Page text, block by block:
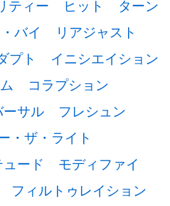
ティー ヒット
ターン
バイ
リアジャスト
プト
イニシエイション
コラプション
ーサル
フレシュン
・ザ・ライト
ード
モディファイ
フィルトゥレイション